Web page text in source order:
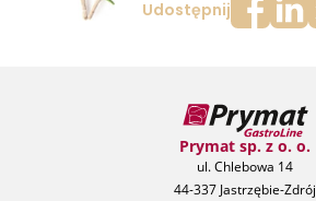
Udostępnij
Prymat sp. z o. o.
ul. Chlebowa 14
44-337 Jastrzębie-Zdrój